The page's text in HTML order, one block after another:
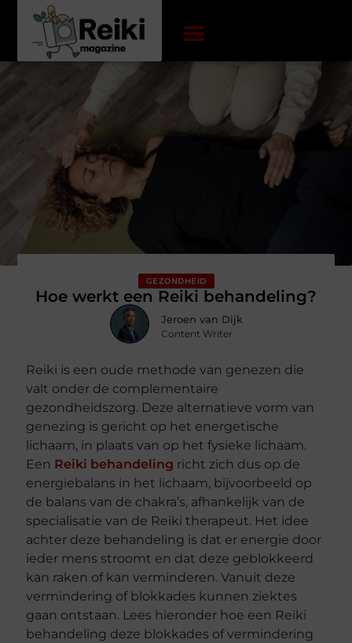
GEZONDHEID
Hoe werkt een Reiki behandeling?
Jeroen van Dijk
Content Writer
Reiki is een oude methode van genezen die
valt onder de complementaire
gezondheidszorg. Deze alternatieve vorm van
genezing is gericht op het energetische
lichaam, in plaats van op het fysieke lichaam.
Een Reiki behandeling richt zich dus op de
energiebalans in het lichaam, bijvoorbeeld op
de balans van de chakra’s, afhankelijk van de
specialisatie van de Reiki therapeut. Het idee
achter deze behandeling is dat er energie door
ieder mens stroomt en dat deze geblokkeerd
kan raken of kan verminderen. Vanuit deze
vermindering of blokkades kunnen ziektes
gaan ontstaan. Lees hieronder hoe een Reiki
behandeling deze blokkades of vermindering